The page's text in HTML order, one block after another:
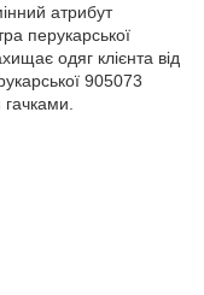
атрибут
перукарської
одяг клієнта від
905073